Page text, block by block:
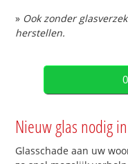
» Ook zonder
herstellen.
Nieuw glas nodig
Glasschade aan uw